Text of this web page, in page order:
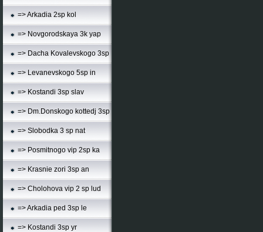
=> Arkadia 2sp kol
=> Novgorodskaya 3k yap
=> Dacha Kovalevskogo 3sp
=> Levanevskogo 5sp in
=> Kostandi 3sp slav
=> Dm.Donskogo kottedj 3sp
=> Slobodka 3 sp nat
=> Posmitnogo vip 2sp ka
=> Krasnie zori 3sp an
=> Cholohova vip 2 sp lud
=> Arkadia ped 3sp le
=> Kostandi 3sp yr